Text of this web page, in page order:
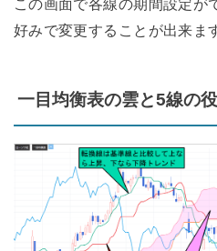
この画面で各線の期間設定が
好みで変更することが出来ま
一目均衡表の雲と5線の